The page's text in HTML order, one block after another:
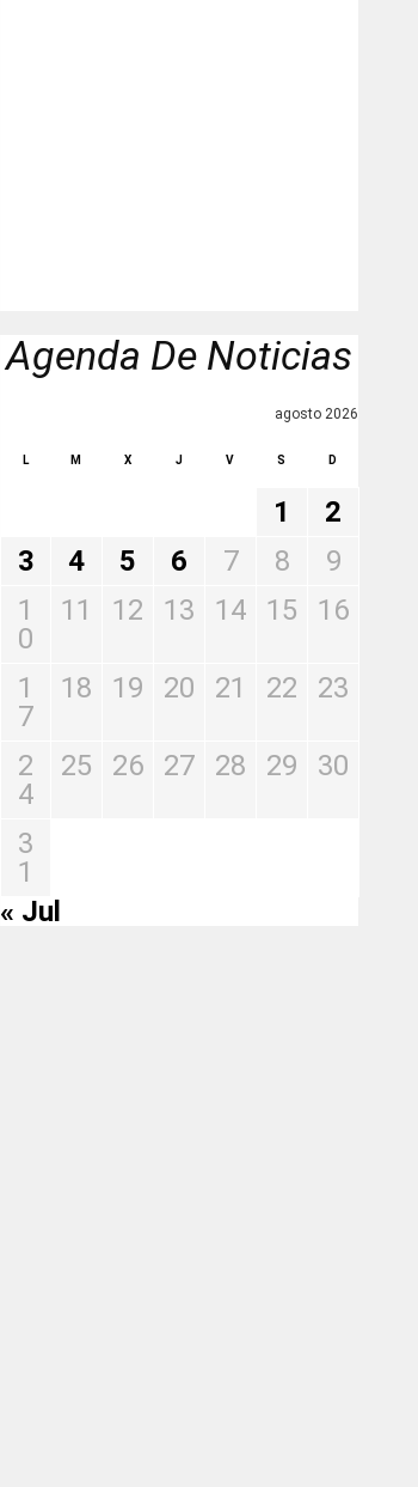
Agenda De Noticias
agosto 2026
L M X J V S D
1
2
3
4 5 6 7 8
9
1
0
11 12 13 14 15 16
1
7
18 19 20 21 22 23
2
4
25 26 27 28 29 30
3
1
« Jul